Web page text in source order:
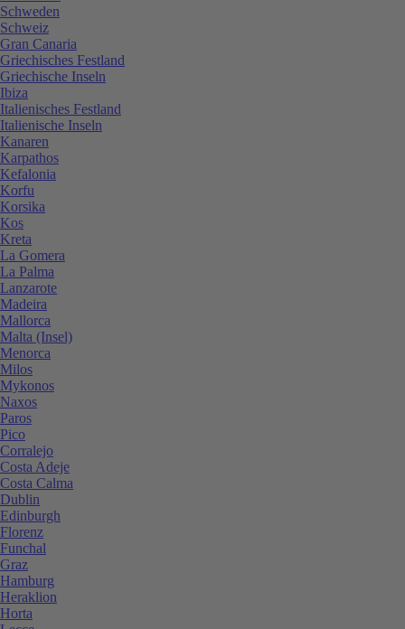
Schweden
Schweiz
Gran Canaria
Griechisches Festland
Griechische Inseln
Ibiza
Italienisches Festland
Italienische Inseln
Kanaren
Karpathos
Kefalonia
Korfu
Korsika
Kos
Kreta
La Gomera
La Palma
Lanzarote
Madeira
Mallorca
Malta (Insel)
Menorca
Milos
Mykonos
Naxos
Paros
Pico
Corralejo
Costa Adeje
Costa Calma
Dublin
Edinburgh
Florenz
Funchal
Graz
Hamburg
Heraklion
Horta